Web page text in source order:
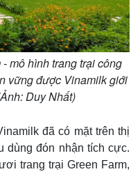
mô hình trang trại công
vững được Vinamilk giới
Duy Nhất)
đã có mặt trên thị
đón nhận tích cực.
trang trại Green Farm,